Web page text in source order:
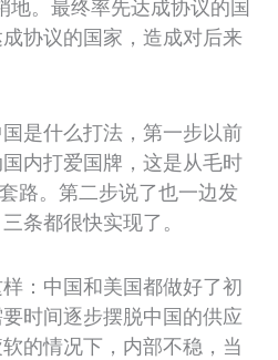
地。最终率先达成协议的国
协议的国家，造成对后来
是什么打法，第一步以前
内打爱国牌，这是从毛时
路。第二步说了也一边发
条都很快实现了。
：中国和美国都做好了初
时间逐步摆脱中国的供应
的情况下，内部不稳，当